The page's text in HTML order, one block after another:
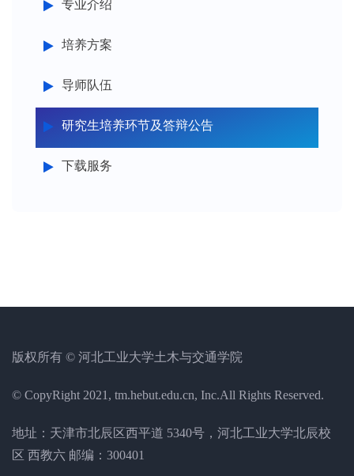
专业介绍
培养方案
导师队伍
研究生培养环节及答辩公告
下载服务
版权所有 © 河北工业大学土木与交通学院
© CopyRight 2021, tm.hebut.edu.cn, Inc.All Rights Reserved.
地址：天津市北辰区西平道 5340号，河北工业大学北辰校
区 西教六 邮编：300401